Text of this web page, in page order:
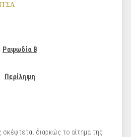
Ραψωδία Β
Περίληψη
σκέφτεται διαρκώς το αίτημα της